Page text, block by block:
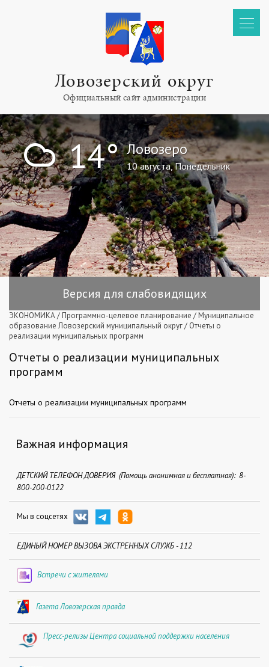
Ловозерский округ
Официальный сайт администрации
! 14° Ловозеро
10 августа, Понедельник
Версия для слабовидящих
ЭКОНОМИКА/ Программно-целевое планирование / Муниципальное
образование Ловозерский муниципальный округ/ Отчеты о
реализации муниципальных программ
Отчеты о реализации муниципальных
программ
Отчеты о реализации муниципальных программ
Важная информация
ДЕТСКИЙ ТЕЛЕФОН ДОВЕРИЯ (Помощь анонимная и бесплатная): 8-
800-200-0122
Мы в соцсетях
ЕДИНЫЙ НОМЕР ВЫЗОВА ЭКСТРЕННЫХ СЛУЖБ - 112
Встречи с жителями
Газета Ловозерская правда
Пресс-релизы Центра социальной поддержки населения